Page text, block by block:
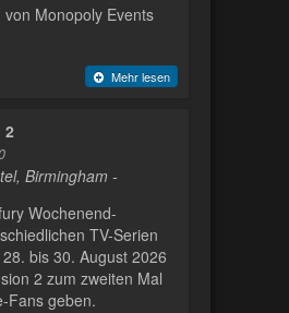
von Monopoly Events
Mehr lesen
2
Birmingham -
Wochenend-
TV-Serien
bis 30. August 2026
2 zum zweiten Mal
Fans geben.